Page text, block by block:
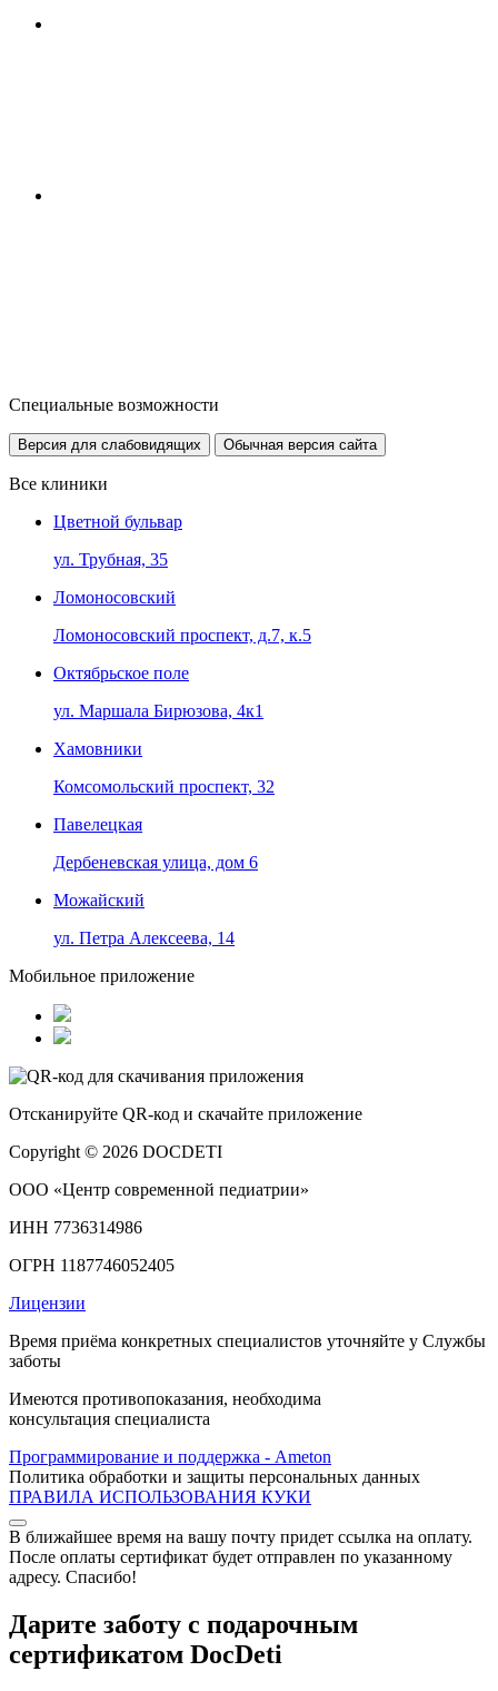
Специальные возможности
Версия для слабовидящих Обычная версия сайта
Все клиники
Цветной бульвар
ул. Трубная, 35
Ломоносовский
Ломоносовский проспект, д.7, к.5
Октябрьское поле
ул. Маршала Бирюзова, 4к1
Хамовники
Комсомольский проспект, 32
Павелецкая
Дербеневская улица, дом 6
Можайский
ул. Петра Алексеева, 14
Мобильное приложение
Отсканируйте QR-код и скачайте приложение
Copyright © 2026 DOCDETI
ООО «Центр современной педиатрии»
ИНН 7736314986
ОГРН 1187746052405
Лицензии
Время приёма конкретных специалистов уточняйте у Службы
заботы
Имеются противопоказания, необходима
консультация специалиста
Программирование и поддержка - Ameton
Политика обработки и защиты персональных данных
ПРАВИЛА ИСПОЛЬЗОВАНИЯ КУКИ
В ближайшее время на вашу почту придет ссылка на оплату.
После оплаты сертификат будет отправлен по указанному
адресу. Спасибо!
Дарите заботу с подарочным
сертификатом DocDeti